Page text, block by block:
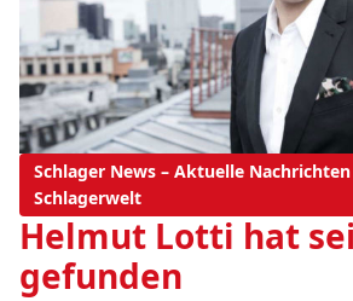
Schlager News – Aktuelle
Schlagerwelt
Helmut Lotti hat
gefunden